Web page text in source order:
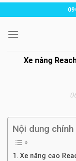
Chuyển
đến
nội
Xe nâng
Nội dung chính
Xe nâng cao